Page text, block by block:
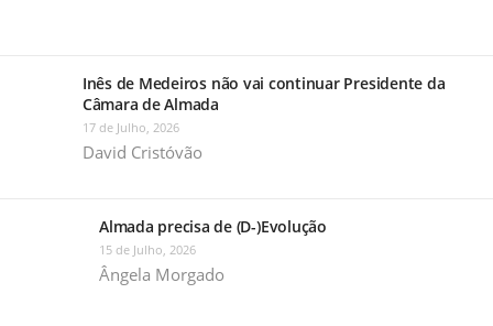
Inês de Medeiros não vai continuar Presidente da
Câmara de Almada
17 de Julho, 2026
David Cristóvão
Almada precisa de (D-)Evolução
15 de Julho, 2026
Ângela Morgado